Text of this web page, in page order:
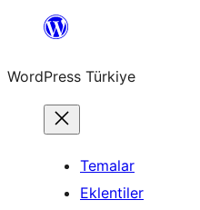
İçeriğe
WordPress Türkiye
Temalar
Eklentiler